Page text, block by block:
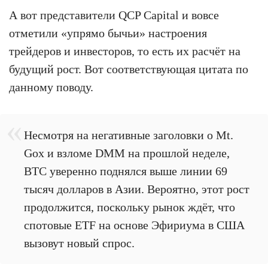
А вот представители QCP Capital и вовсе
отметили «упрямо бычьи» настроения
трейдеров и инвесторов, то есть их расчёт на
будущий рост. Вот соответствующая цитата по
данному поводу.
Несмотря на негативные заголовки о Mt.
Gox и взломе DMM на прошлой неделе,
BTC уверенно поднялся выше линии 69
тысяч долларов в Азии. Вероятно, этот рост
продолжится, поскольку рынок ждёт, что
спотовые ETF на основе Эфириума в США
вызовут новый спрос.